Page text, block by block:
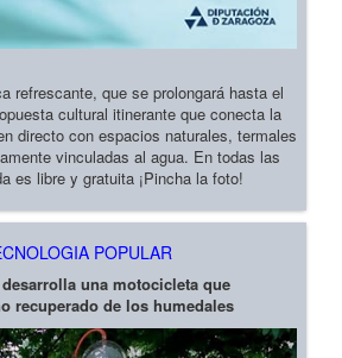
que se prolongará hasta el
cultural itinerante que conecta la
directo con espacios naturales, termales
vinculadas al agua. En todas las
es libre y gratuita ¡Pincha la foto!
POPULAR
una motocicleta que
recuperado de los humedales